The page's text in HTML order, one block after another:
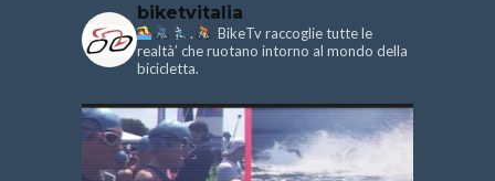
biketvitalia
.
BikeTv raccoglie tutte le
realtà’ che ruotano intorno al mondo della
bicicletta.